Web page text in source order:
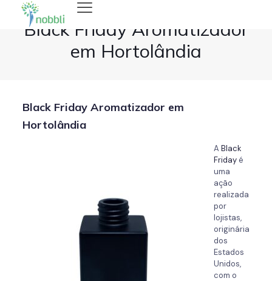
Black Friday Aromatizador
em Hortolândia
Black Friday Aromatizador em
Hortolândia
A Black
Fridayé
uma
ação
realizada
por
lojistas,
originária
dos
Estados
Unidos,
com o